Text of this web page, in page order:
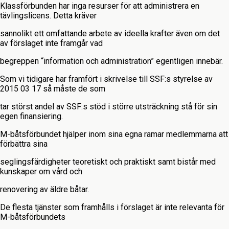
Klassförbunden har inga resurser för att administrera en
tävlingslicens. Detta kräver
sannolikt ett omfattande arbete av ideella krafter även om det
av förslaget inte framgår vad
begreppen “information och administration” egentligen innebär.
Som vi tidigare har framfört i skrivelse till SSF:s styrelse av
2015 03 17 så måste de som
tar störst andel av SSF:s stöd i större utsträckning stå för sin
egen finansiering.
M-båtsförbundet hjälper inom sina egna ramar medlemmarna att
förbättra sina
seglingsfärdigheter teoretiskt och praktiskt samt bistår med
kunskaper om vård och
renovering av äldre båtar.
De flesta tjänster som framhålls i förslaget är inte relevanta för
M-båtsförbundets